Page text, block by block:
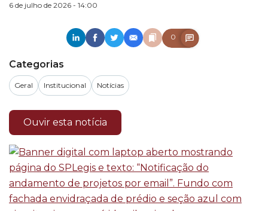
6 de julho de 2026 - 14:00
0
Categorias
Geral Institucional Notícias
Ouvir esta notícia